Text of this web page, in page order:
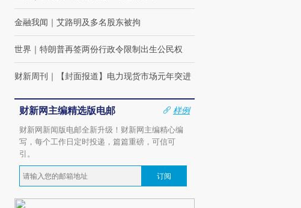
金融我闻 ｜ 艾路明及多名股东被拘
世界 ｜ 特朗普再签两份行政令限制出生公民权
财新周刊 ｜ 【封面报道】电力现货市场元年突进
财新网主编精选版电邮
样例
财新网新闻版电邮全新升级！财新网主编精心编
写，每个工作日定时投递，篇篇重磅，可信可
引。
订阅